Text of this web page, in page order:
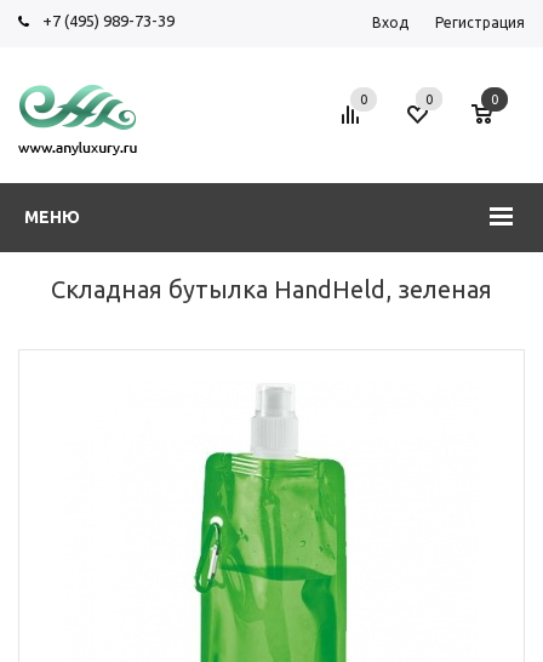
+7 (495) 989-73-39 Вход Регистрация
МЕНЮ
0 0 0
Складная бутылка HandHeld, зеленая